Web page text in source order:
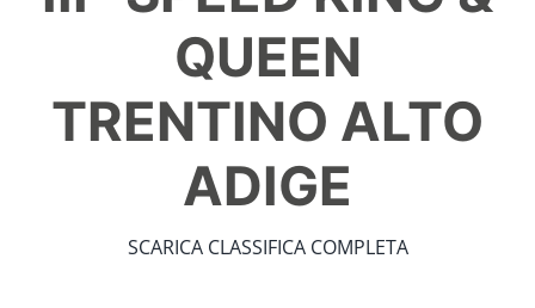
QUEEN
TRENTINO ALTO
ADIGE
SCARICA CLASSIFICA COMPLETA